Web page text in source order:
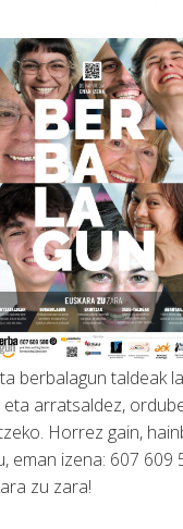
berbalagun taldeak
eta arratsaldez,
Horrez gain,
eman izena: 607 609
zu zara!